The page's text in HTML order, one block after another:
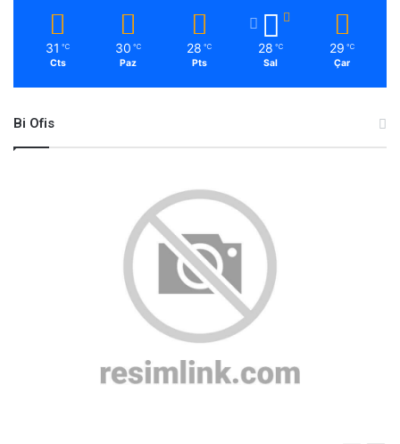
31 ℃
Cts
30 ℃
Paz
28 ℃
Pts
28 ℃
Sal
29 ℃
Çar
Bi Ofis